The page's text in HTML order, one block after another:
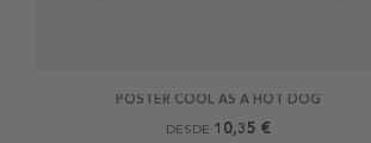
POSTER COOL AS A HOT DOG
DESDE 10,35 €